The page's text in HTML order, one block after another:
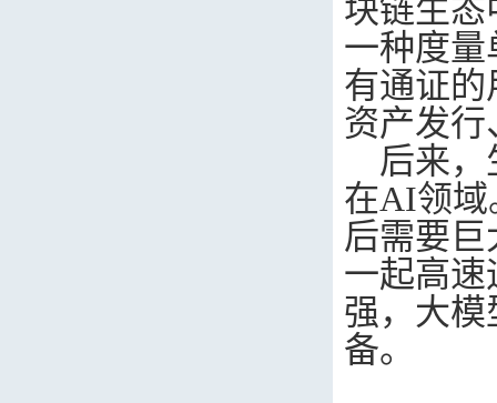
块链生
一种度
有通证
资产发
后来，
在AI领
后需要
一起高
强，大
备。